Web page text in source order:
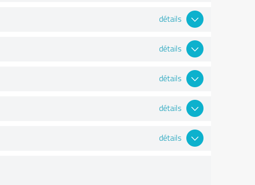
détails
détails
détails
détails
détails